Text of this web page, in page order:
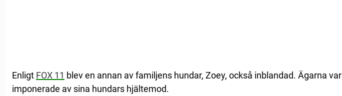
Enligt FOX 11 blev en annan av familjens hundar, Zoey, också inblandad. Ägarna var
imponerade av sina hundars hjältemod.